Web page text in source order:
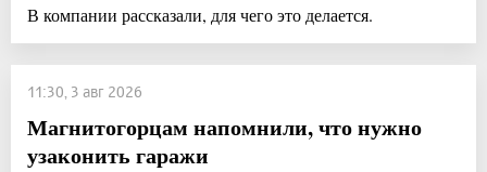
В компании рассказали, для чего это делается.
11:30, 3 авг 2026
Магнитогорцам напомнили, что нужно
узаконить гаражи